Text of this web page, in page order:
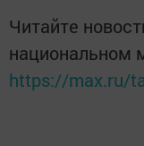
Читайте
национальном
https://max.ru/